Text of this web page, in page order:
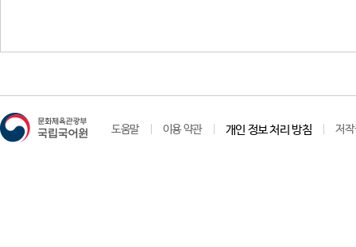
도움말 이용 약관 개인 정보 처리 방침 저